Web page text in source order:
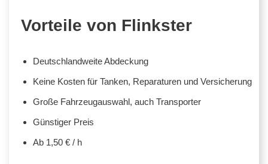
Vorteile von Flinkster
Deutschlandweite Abdeckung
Keine Kosten für Tanken, Reparaturen und Versicherung
Große Fahrzeugauswahl, auch Transporter
Günstiger Preis
Ab 1,50 € / h